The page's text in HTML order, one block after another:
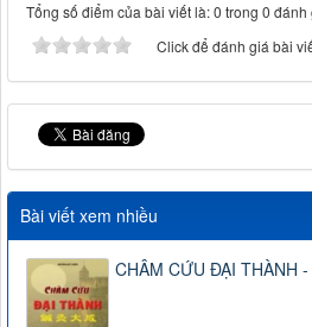
Tổng số điểm của bài viết là: 0 trong 0 đánh
Click để đánh giá bài
Bài viết xem nhiều
CHÂM CỨU ĐẠI THÀNH -